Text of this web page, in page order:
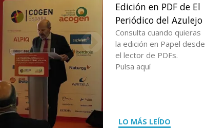
Edición en PDF de El
Periódico del Azulejo
Consulta cuando quieras
la edición en Papel desde
el lector de PDFs.
Pulsa aquí
LO MÁS LEÍDO